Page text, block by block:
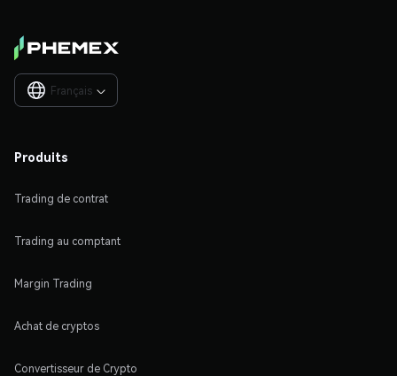
Français 
Produits
Trading de contrat
Trading au comptant
Margin Trading
Achat de cryptos
Convertisseur de Crypto